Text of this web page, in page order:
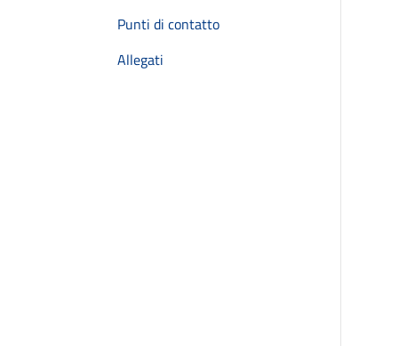
Punti di contatto
Allegati